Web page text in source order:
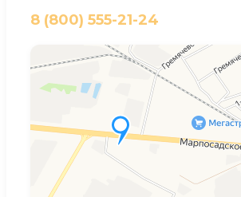
8 (800) 555-21-24